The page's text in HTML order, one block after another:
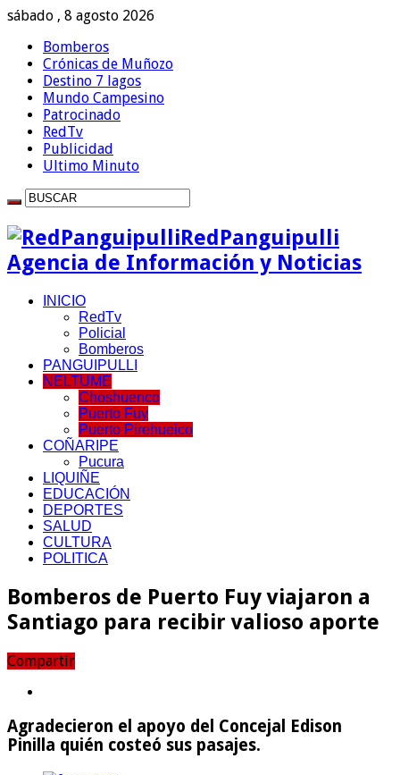
sábado , 8 agosto 2026
Bomberos
Crónicas de Muñozo
Destino 7 lagos
Mundo Campesino
Patrocinado
RedTv
Publicidad
Ultimo Minuto
RedPanguipulli
Agencia de Información y Noticias
INICIO
RedTv
Policial
Bomberos
PANGUIPULLI
NELTUME
Choshuenco
Puerto Fuy
Puerto Pirehueico
COÑARIPE
Pucura
LIQUIÑE
EDUCACIÓN
DEPORTES
SALUD
CULTURA
POLITICA
Bomberos de Puerto Fuy viajaron a
Santiago para recibir valioso aporte
Compartir
Agradecieron el apoyo del Concejal Edison
Pinilla quién costeó sus pasajes.